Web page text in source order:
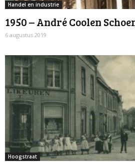
Handel en industrie
1950 – André Coolen
6 augustus 2019
Hoogstraat